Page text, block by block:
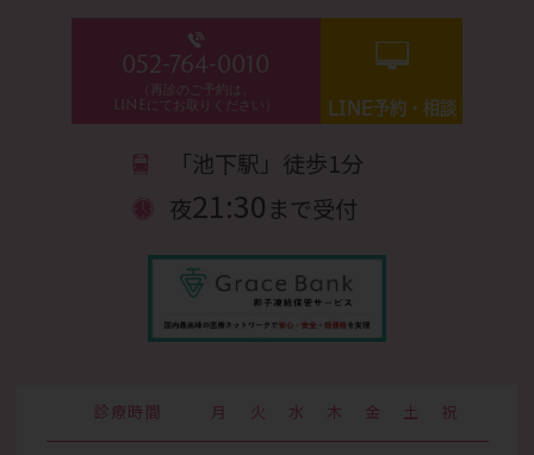
052-764-0010
（再診のご予約は、
LINEにてお取りください） LINE予約・相談
「池下駅」徒歩1分
夜21:30 まで受付
診療時間 月 火 水 木 金 土 祝